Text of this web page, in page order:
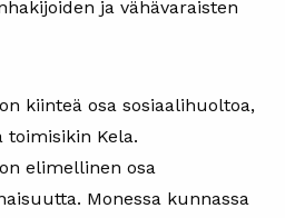
ja vähävaraisten
kiinteä osa sosiaalihuoltoa,
toimisikin Kela.
elimellinen osa
Monessa kunnassa